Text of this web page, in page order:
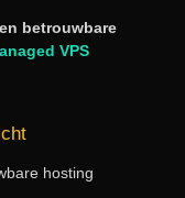
betrouwbare
VPS
hosting